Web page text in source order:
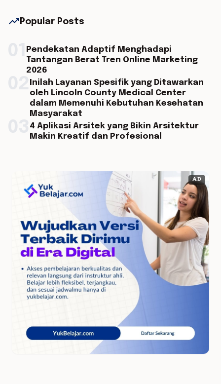
trending_up Popular Posts
Pendekatan Adaptif Menghadapi
Tantangan Berat Tren Online Marketing
2026
Inilah Layanan Spesifik yang Ditawarkan
oleh Lincoln County Medical Center
dalam Memenuhi Kebutuhan Kesehatan
Masyarakat
4 Aplikasi Arsitek yang Bikin Arsitektur
Makin Kreatif dan Profesional
AD